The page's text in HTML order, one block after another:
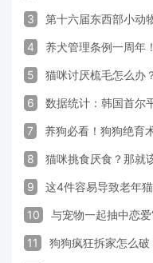
3 第十六届东西部小动
4 养犬管理条例一周年
5 猫咪讨厌梳毛怎么办
6 数据统计：韩国首尔
7 养狗必看！狗狗绝育
8 猫咪挑食厌食？那就
9 这4件容易导致老年
10 与宠物一起抽中恋爱
11 狗狗疯狂拆家怎么破